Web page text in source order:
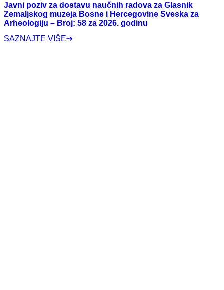
Javni poziv za dostavu naučnih radova za Glasnik
Zemaljskog muzeja Bosne i Hercegovine Sveska za
Arheologiju – Broj: 58 za 2026. godinu
SAZNAJTE VIŠE